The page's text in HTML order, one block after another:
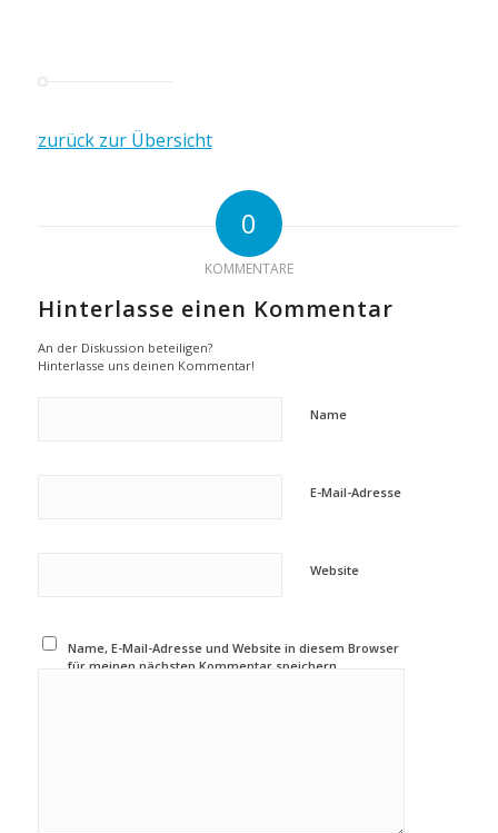
zurück zur Übersicht
0
KOMMENTARE
Hinterlasse einen Kommentar
An der Diskussion beteiligen?
Hinterlasse uns deinen Kommentar!
Name
E-Mail-Adresse
Website
Name, E-Mail-Adresse und Website in diesem Browser
für meinen nächsten Kommentar speichern.